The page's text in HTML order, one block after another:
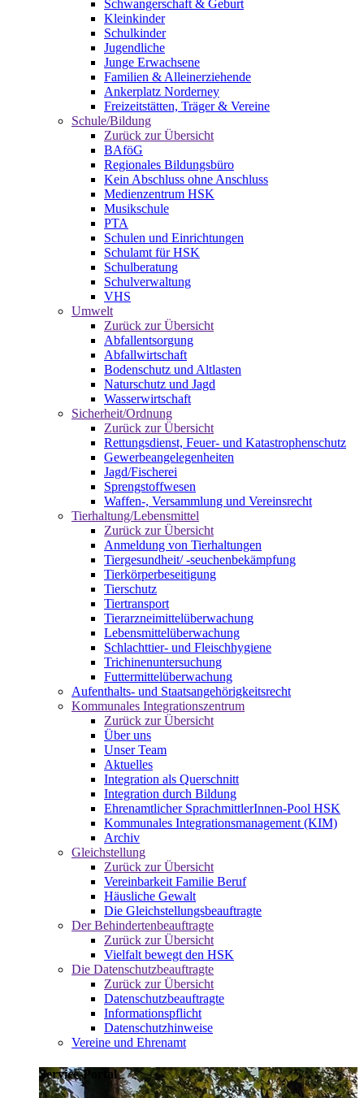
Schwangerschaft & Geburt
Kleinkinder
Schulkinder
Jugendliche
Junge Erwachsene
Familien & Alleinerziehende
Ankerplatz Norderney
Freizeitstätten, Träger & Vereine
Schule/Bildung
Zurück zur Übersicht
BAföG
Regionales Bildungsbüro
Kein Abschluss ohne Anschluss
Medienzentrum HSK
Musikschule
PTA
Schulen und Einrichtungen
Schulamt für HSK
Schulberatung
Schulverwaltung
VHS
Umwelt
Zurück zur Übersicht
Abfallentsorgung
Abfallwirtschaft
Bodenschutz und Altlasten
Naturschutz und Jagd
Wasserwirtschaft
Sicherheit/Ordnung
Zurück zur Übersicht
Rettungsdienst, Feuer- und Katastrophenschutz
Gewerbeangelegenheiten
Jagd/Fischerei
Sprengstoffwesen
Waffen-, Versammlung und Vereinsrecht
Tierhaltung/Lebensmittel
Zurück zur Übersicht
Anmeldung von Tierhaltungen
Tiergesundheit/ -seuchenbekämpfung
Tierkörperbeseitigung
Tierschutz
Tiertransport
Tierarzneimittelüberwachung
Lebensmittelüberwachung
Schlachttier- und Fleischhygiene
Trichinenuntersuchung
Futtermittelüberwachung
Aufenthalts- und Staatsangehörigkeitsrecht
Kommunales Integrationszentrum
Zurück zur Übersicht
Über uns
Unser Team
Aktuelles
Integration als Querschnitt
Integration durch Bildung
Ehrenamtlicher SprachmittlerInnen-Pool HSK
Kommunales Integrationsmanagement (KIM)
Archiv
Gleichstellung
Zurück zur Übersicht
Vereinbarkeit Familie Beruf
Häusliche Gewalt
Die Gleichstellungsbeauftragte
Der Behindertenbeauftragte
Zurück zur Übersicht
Vielfalt bewegt den HSK
Die Datenschutzbeauftragte
Zurück zur Übersicht
Datenschutzbeauftragte
Informationspflicht
Datenschutzhinweise
Vereine und Ehrenamt
Service-Portal